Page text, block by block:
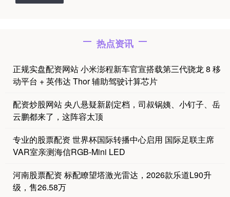
热点资讯
正规实盘配资网站 小米澎程新车官宣搭载第三代骁龙 8 移
动平台 + 英伟达 Thor 辅助驾驶计算芯片
配资炒股网站 央八悬疑新剧定档，司叔锅姨、小钉子、岳
云鹏都来了，这阵容太顶
专业的股票配资 世界杯国际转播中心启用 国际足联主席
VAR室亲测海信RGB-Mini LED
河南股票配资 标配瞭望塔激光雷达，2026款乐道L90升
级，售26.58万